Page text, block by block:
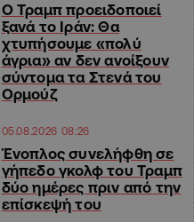
O Τραμπ προειδοποιεί
ξανά το Ιράν: Θα
χτυπήσουμε «πολύ
άγρια» αν δεν ανοίξουν
σύντομα τα Στενά του
Ορμούζ
05.08.2026 08:26
Ένοπλος συνελήφθη σε
γήπεδο γκολφ του Τραμπ
δύο ημέρες πριν από την
επίσκεψή του